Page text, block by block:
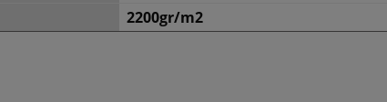
2200gr/m2